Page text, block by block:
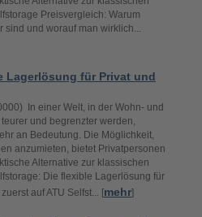
Preisvergleich: Warum
sind und worauf man wirklich...
Lagerlösung für Privat und
In einer Welt, in der Wohn- und
und begrenzter werden,
an Bedeutung. Die Möglichkeit,
anzumieten, bietet Privatpersonen
Alternative zur klassischen
Die flexible Lagerlösung für
auf ATU Selfst... [mehr]